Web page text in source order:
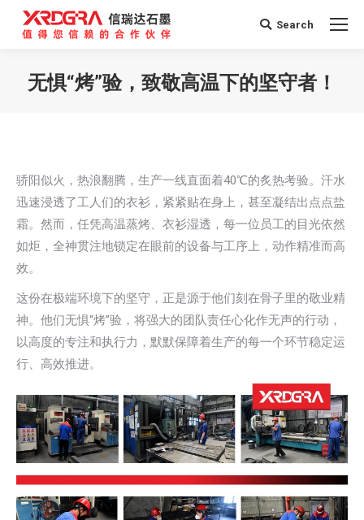
Search:
Search
无惧“烤”验，致敬高温下的坚守者！
骄阳似火，热浪翻腾，生产一线直面着40℃的炙热考验。汗水
迅速浸透了工人们的衣衫，紧紧贴在身上，甚至凝结出点点盐
霜。然而，任凭高温蒸烤、衣衫湿透，每一位员工的目光依然
如炬，全神贯注地锁定在眼前的设备与工序上，动作精准而高
效。
这份在极端环境下的坚守，正是源于他们刻在骨子里的敬业精
神。他们无惧“烤”验，将强大的团队责任心化作无声的行动，
以高度的专注和执行力，默默保障着生产的每一个环节稳定运
行、高效推进。